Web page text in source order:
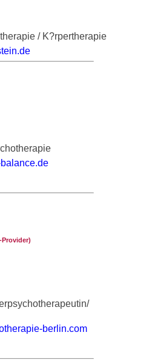
/ K?rpertherapie
‑Provider)
berlin.com